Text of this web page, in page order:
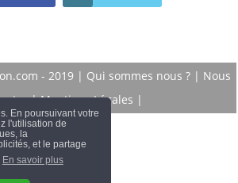
En poursuivant votre
l'utilisation de
la
et le partage
En savoir plus
- 2019 | Qui sommes nous ? | Nous
|Mentions Légales |